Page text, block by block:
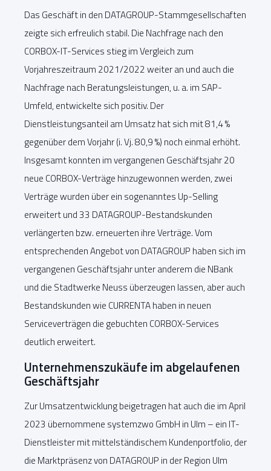
Das Geschäft in den DATAGROUP-Stammgesellschaften
zeigte sich erfreulich stabil. Die Nachfrage nach den
CORBOX-IT-Services stieg im Vergleich zum
Vorjahreszeitraum 2021/2022 weiter an und auch die
Nachfrage nach Beratungsleistungen, u. a. im SAP-
Umfeld, entwickelte sich positiv. Der
Dienstleistungsanteil am Umsatz hat sich mit 81,4 %
gegenüber dem Vorjahr (i. Vj. 80,9 %) noch einmal erhöht.
Insgesamt konnten im vergangenen Geschäftsjahr 20
neue CORBOX-Verträge hinzugewonnen werden, zwei
Verträge wurden über ein sogenanntes Up-Selling
erweitert und 33 DATAGROUP-Bestandskunden
verlängerten bzw. erneuerten ihre Verträge. Vom
entsprechenden Angebot von DATAGROUP haben sich im
vergangenen Geschäftsjahr unter anderem die NBank
und die Stadtwerke Neuss überzeugen lassen, aber auch
Bestandskunden wie CURRENTA haben in neuen
Serviceverträgen die gebuchten CORBOX-Services
deutlich erweitert.
Unternehmenszukäufe im abgelaufenen
Geschäftsjahr
Zur Umsatzentwicklung beigetragen hat auch die im April
2023 übernommene systemzwo GmbH in Ulm – ein IT-
Dienstleister mit mittelständischem Kundenportfolio, der
die Marktpräsenz von DATAGROUP in der Region Ulm